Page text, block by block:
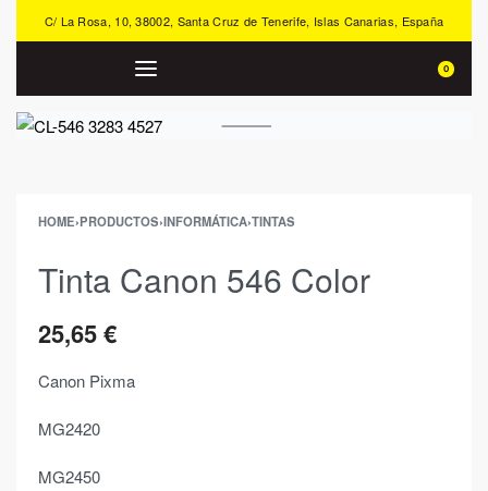
C/ La Rosa, 10, 38002, Santa Cruz de Tenerife, Islas Canarias, España
0
HOME›PRODUCTOS›INFORMÁTICA›TINTAS
Tinta Canon 546 Color
25,65€
Canon Pixma
MG2420
MG2450